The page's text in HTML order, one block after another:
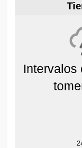
Intervalos